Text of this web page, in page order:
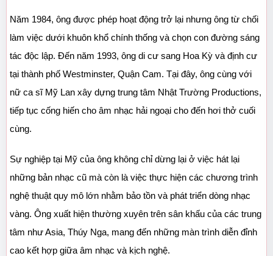
Năm 1984, ông được phép hoạt động trở lại nhưng ông từ chối
làm việc dưới khuôn khổ chính thống và chọn con đường sáng
tác độc lập. Đến năm 1993, ông di cư sang Hoa Kỳ và định cư
tại thành phố Westminster, Quận Cam. Tại đây, ông cùng với
nữ ca sĩ Mỹ Lan xây dựng trung tâm Nhật Trường Productions,
tiếp tục cống hiến cho âm nhạc hải ngoại cho đến hơi thở cuối
cùng.
Sự nghiệp tại Mỹ của ông không chỉ dừng lại ở việc hát lại
những bản nhạc cũ mà còn là việc thực hiện các chương trình
nghệ thuật quy mô lớn nhằm bảo tồn và phát triển dòng nhạc
vàng. Ông xuất hiện thường xuyên trên sân khấu của các trung
tâm như Asia, Thúy Nga, mang đến những màn trình diễn đỉnh
cao kết hợp giữa âm nhạc và kịch nghệ.